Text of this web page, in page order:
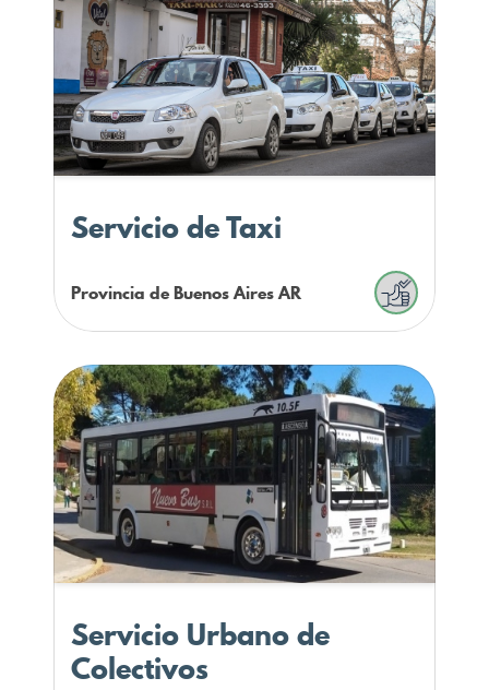
Servicio de Taxi
Provincia de Buenos AiresAR
Servicio Urbano de
Colectivos